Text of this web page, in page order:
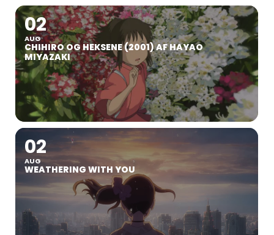
02
AUG
CHIHIRO OG HEKSENE (2001) AF HAYAO
MIYAZAKI
02
AUG
WEATHERING WITH YOU